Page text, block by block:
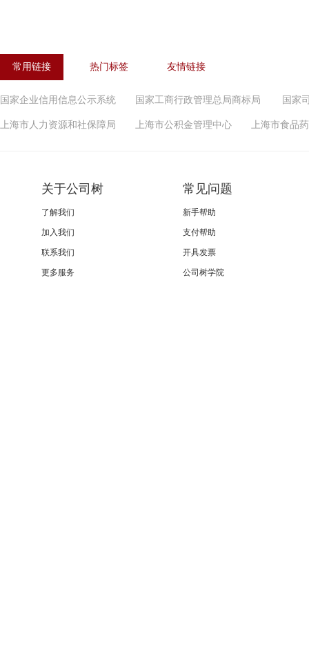
常用链接 热门标签 友情链接
国家企业信用信息公示系统 国家工商行政管理总局商标局 国家
上海市人力资源和社保障局 上海市公积金管理中心 上海市食品
关于公司树
了解我们
加入我们
联系我们
更多服务
常见问题
新手帮助
支付帮助
开具发票
公司树学院